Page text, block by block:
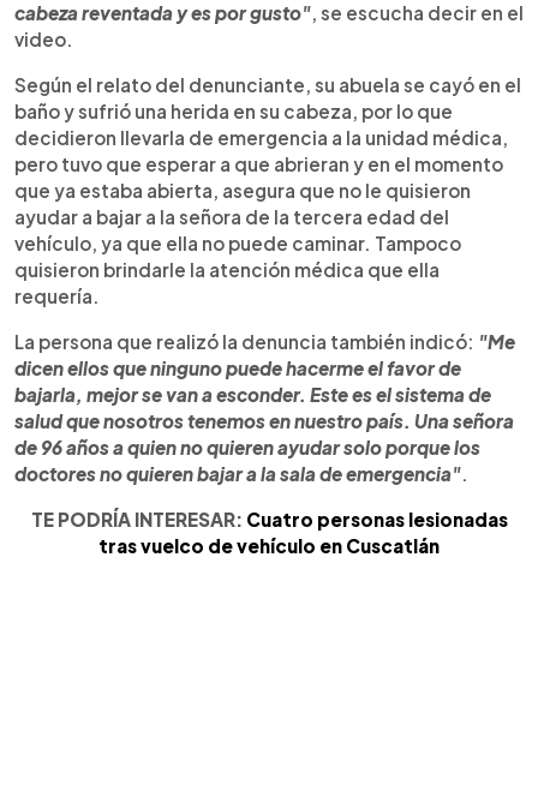
cabeza reventada y es por gusto", se escucha decir en el
video.
Según el relato del denunciante, su abuela se cayó en el
baño y sufrió una herida en su cabeza, por lo que
decidieron llevarla de emergencia a la unidad médica,
pero tuvo que esperar a que abrieran y en el momento
que ya estaba abierta, asegura que no le quisieron
ayudar a bajar a la señora de la tercera edad del
vehículo, ya que ella no puede caminar. Tampoco
quisieron brindarle la atención médica que ella
requería.
La persona que realizó la denuncia también indicó: "Me
dicen ellos que ninguno puede hacerme el favor de
bajarla, mejor se van a esconder. Este es el sistema de
salud que nosotros tenemos en nuestro país. Una señora
de 96 años a quien no quieren ayudar solo porque los
doctores no quieren bajar a la sala de emergencia".
TE PODRÍA INTERESAR: Cuatro personas lesionadas
tras vuelco de vehículo en Cuscatlán